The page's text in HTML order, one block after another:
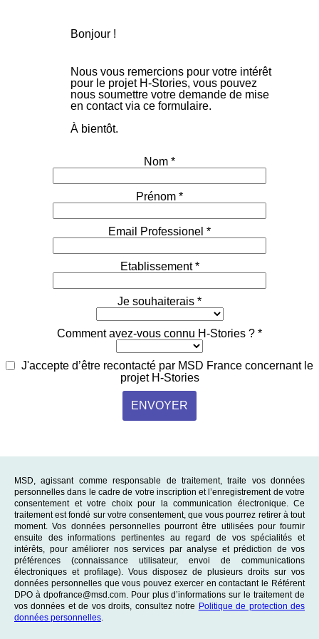
Bonjour !
Nous vous remercions pour votre intérêt
pour le projet H-Stories, vous pouvez
nous soumettre votre demande de mise
en contact via ce formulaire.
À bientôt.
Nom *
Prénom *
Email Professionel *
Etablissement *
Je souhaiterais *
Comment avez-vous connu H-Stories ? *
J'accepte d’être recontacté par MSD France concernant le
projet H-Stories
ENVOYER
MSD, agissant comme responsable de traitement, traite vos données
personnelles dans le cadre de votre inscription et l’enregistrement de votre
consentement et votre choix pour la communication électronique. Ce
traitement est fondé sur votre consentement, que vous pourrez retirer à tout
moment. Vos données personnelles pourront être utilisées pour fournir
ensuite des informations pertinentes au regard de vos spécialités et
intérêts, pour améliorer nos services par analyse et prédiction de vos
préférences (connaissance utilisateur, envoi de communications
électroniques et profilage). Vous disposez de plusieurs droits sur vos
données personnelles que vous pouvez exercer en contactant le Référent
DPO à dpofrance@msd.com. Pour plus d’informations sur le traitement de
vos données et de vos droits, consultez notre Politique de protection des
données personnelles.